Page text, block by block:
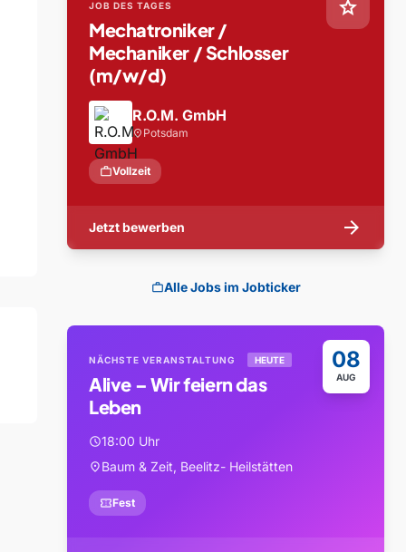
star
JOB DES TAGES
Mechatroniker /
Mechaniker / Schlosser
(m/w/d)
R.O.M. GmbH
location_on Potsdam
workVollzeit
Jetzt bewerben arrow_forward
workAlle Jobs im Jobticker
08
AUG
NÄCHSTE VERANSTALTUNG HEUTE
Alive – Wir feiern das
Leben
schedule18:00 Uhr
location_onBaum & Zeit, Beelitz- Heilstätten
confirmation_numberFest